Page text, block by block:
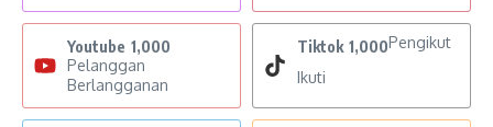
Youtube 1,000
Pelanggan
Berlangganan
Tiktok 1,000Pengikut
Ikuti